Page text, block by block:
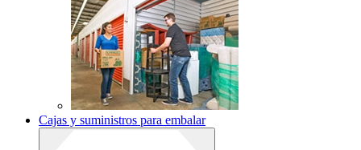
Cajas y suministros para embalar